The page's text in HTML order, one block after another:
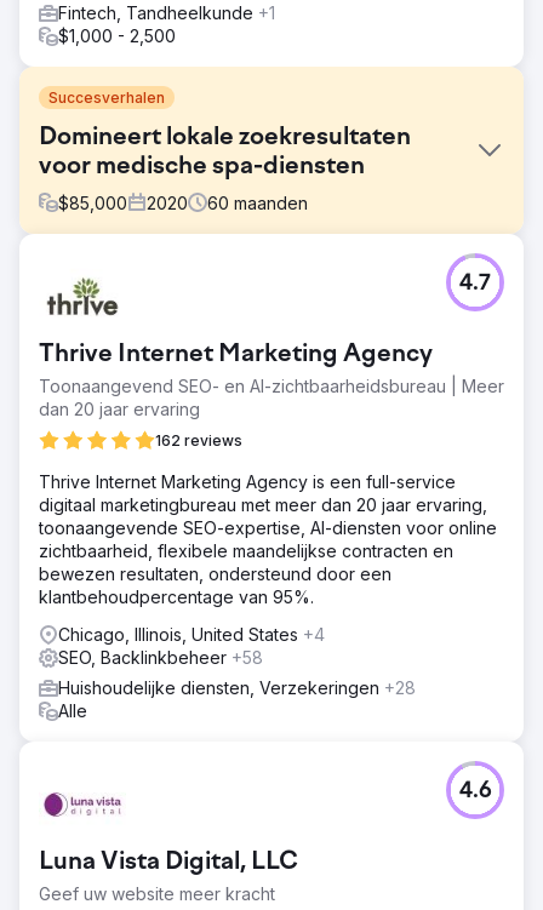
Fintech, Tandheelkunde +1
$1,000 - 2,500
Succesverhalen
Domineert lokale zoekresultaten
voor medische spa-diensten
$85,000 2020 60 maanden
Een gevestigde medische spa had weliswaar een online
aanwezigheid, maar haar belangrijkste behandelingen
sterk gereguleerde sector (YMYL) en had moeite om
hoog te scoren in de zoekresultaten. Het doel was om de
kloof tussen haar diensten en de zoekintentie te
overbruggen zonder de richtlijnen voor medische
content te schenden, en zo een slapende website om te
toveren tot een bron van leads.
Oplossing
We hebben een holistische strategie ontwikkeld die is
afgestemd op de gevoelige aard van medische
esthetiek. We hebben de website opnieuw opgebouwd
voor optimale prestaties en een contentstrategie
geïmplementeerd die is gericht op EEAT (Ervaring,
Expertise, Autoriteit, Vertrouwen). Dit hebben we
aangevuld met agressief reputatiemanagement en de
beste lokale SEO-praktijken (on-page optimalisatie en
lokale vermeldingen) om haar medische autoriteit te
De klant is nu de nummer 1 medische spa in haar grote
stad. We hebben met succes branchebeperkingen
overwonnen om een top 3-positie (Map Pack en
organisch) te bereiken voor 90% van haar doelgerichte
zoekwoorden voor diensten. De strategie zorgde ervoor
Thrive Internet Marketing Agency
Toonaangevend SEO- en AI-zichtbaarheidsbureau | Meer
dan 20 jaar ervaring
162 reviews
4.7
Thrive Internet Marketing Agency is een full-service
digitaal marketingbureau met meer dan 20 jaar ervaring,
toonaangevende SEO-expertise, AI-diensten voor online
zichtbaarheid, flexibele maandelijkse contracten en
bewezen resultaten, ondersteund door een
klantbehoudpercentage van 95%.
Chicago, Illinois, United States +4
SEO, Backlinkbeheer +58
Huishoudelijke diensten, Verzekeringen +28
Alle
Luna Vista Digital, LLC
Geef uw website meer kracht
4.6